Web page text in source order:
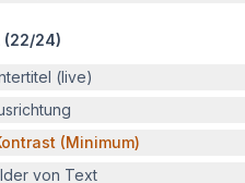
(22/24)
(live)
Barriere:
(Minimum)
von Text